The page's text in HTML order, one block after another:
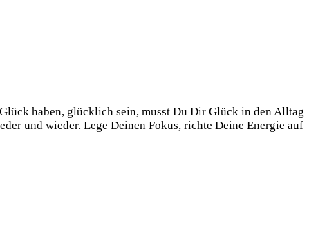
haben, glücklich sein, musst Du Dir Glück in den Alltag
und wieder. Lege Deinen Fokus, richte Deine Energie auf